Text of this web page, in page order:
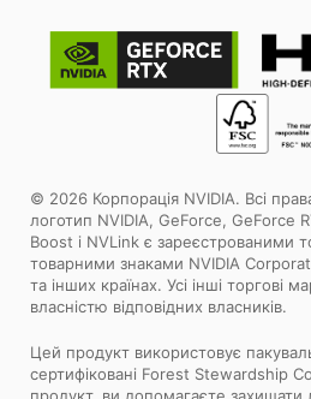
© 2026 Корпорація NVIDIA. Всі
логотип NVIDIA, GeForce, GeForce
Boost і NVLink є зареєстрованими
товарними знаками NVIDIA
та інших країнах. Усі інші торгові
власністю відповідних власників.
Цей продукт використовує
сертифіковані Forest Stewardship